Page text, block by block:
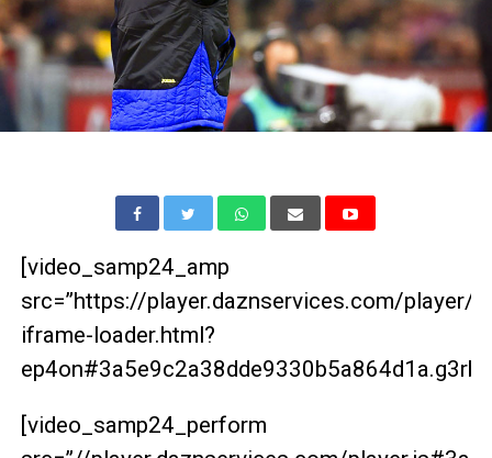
[video_samp24_amp
src=”https://player.daznservices.com/player/
iframe-loader.html?
[video_samp24_perform